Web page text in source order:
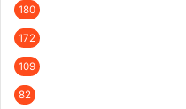
180
172
109
82